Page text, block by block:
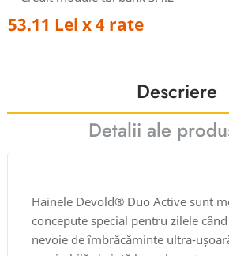
53.11 Lei x 4 rate
Descriere
Detalii ale
Hainele Devold® Duo Active sunt
concepute special pentru zilele
nevoie de îmbrăcăminte ultra-